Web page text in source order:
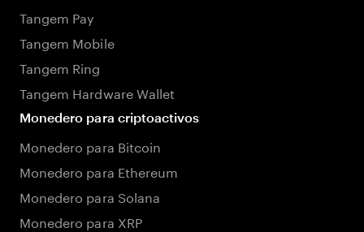
Tangem Pay
Tangem Mobile
Tangem Ring
Tangem Hardware Wallet
Monedero para criptoactivos
Monedero para Bitcoin
Monedero para Ethereum
Monedero para Solana
Monedero para XRP